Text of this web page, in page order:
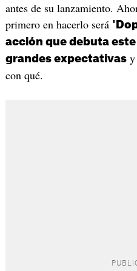
antes de su lanzamiento.
primero en hacerlo será
acción que debuta este
grandes expectativasy
con qué.